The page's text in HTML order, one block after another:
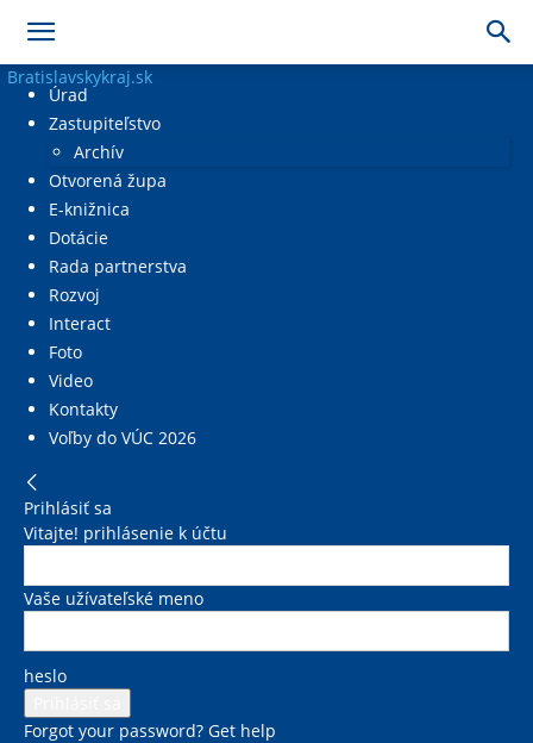
Bratislavskykraj.sk
Úrad
Zastupiteľstvo
Archív
Otvorená župa
E-knižnica
Dotácie
Rada partnerstva
Rozvoj
Interact
Foto
Video
Kontakty
Voľby do VÚC 2026
Prihlásiť sa
Vitajte! prihlásenie k účtu
Vaše užívateľské meno
heslo
Forgot your password? Get help